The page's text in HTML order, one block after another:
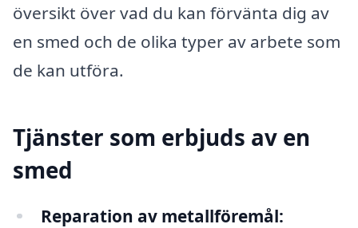
översikt över vad du kan förvänta dig av
en smed och de olika typer av arbete som
de kan utföra.
Tjänster som erbjuds av en
smed
Reparation av metallföremål: